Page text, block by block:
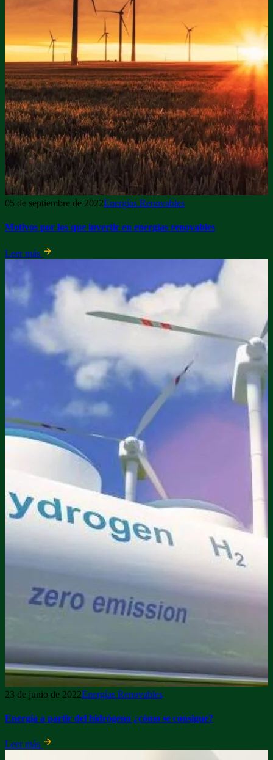
05 de septiembre de 2022Energías Renovables
Motivos por los que invertir en energías renovables
Leer más
23 de junio de 2022Energías Renovables
Energía a partir del hidrógeno ¿cómo se consigue?
Leer más